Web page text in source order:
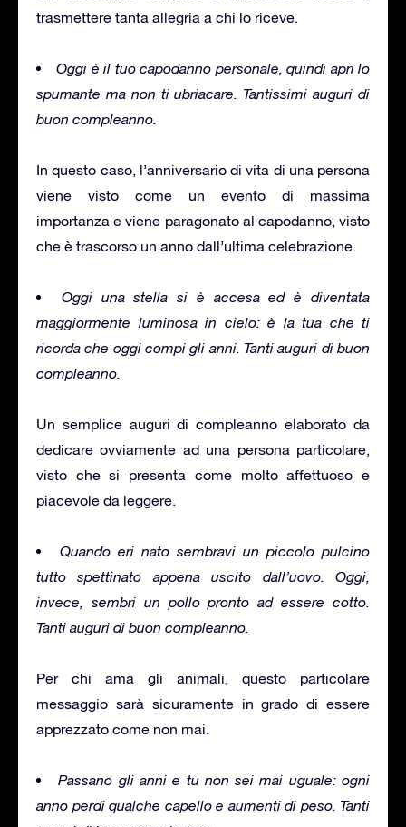
trasmettere tanta allegria a chi lo riceve.
Oggi è il tuo capodanno personale, quindi apri lo
spumante ma non ti ubriacare. Tantissimi auguri di
buon compleanno.
In questo caso, l’anniversario di vita di una persona
viene visto come un evento di massima
importanza e viene paragonato al capodanno, visto
che è trascorso un anno dall’ultima celebrazione.
Oggi una stella si è accesa ed è diventata
maggiormente luminosa in cielo: è la tua che ti
ricorda che oggi compi gli anni. Tanti auguri di buon
compleanno.
Un semplice auguri di compleanno elaborato da
dedicare ovviamente ad una persona particolare,
visto che si presenta come molto affettuoso e
piacevole da leggere.
Quando eri nato sembravi un piccolo pulcino
tutto spettinato appena uscito dall’uovo. Oggi,
invece, sembri un pollo pronto ad essere cotto.
Tanti auguri di buon compleanno.
Per chi ama gli animali, questo particolare
messaggio sarà sicuramente in grado di essere
apprezzato come non mai.
Passano gli anni e tu non sei mai uguale: ogni
anno perdi qualche capello e aumenti di peso. Tanti